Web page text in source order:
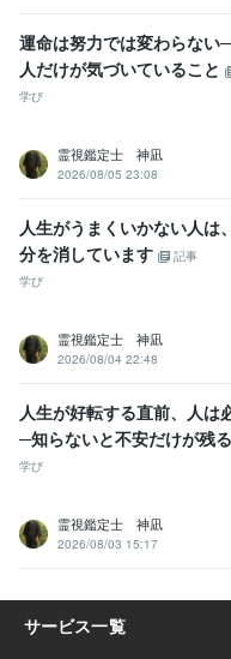
運命は努力では変わらない
人だけが気づいていること
学び
霊視鑑定士 神凪
2026/08/05 23:08
人生がうまくいかない人は
分を消しています
記事
学び
霊視鑑定士 神凪
2026/08/04 22:48
人生が好転する直前、人は
─知らないと不安だけが残る
学び
霊視鑑定士 神凪
2026/08/03 15:17